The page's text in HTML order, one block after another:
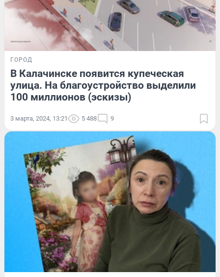
ГОРОД
В Калачинске появится купеческая
улица. На благоустройство выделили
100 миллионов (эскизы)
3 марта, 2024, 13:21 5 488 9